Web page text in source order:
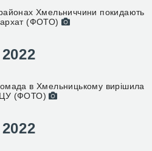
Хмельниччини покидають
(ФОТО)
в Хмельницькому вирішила
(ФОТО)